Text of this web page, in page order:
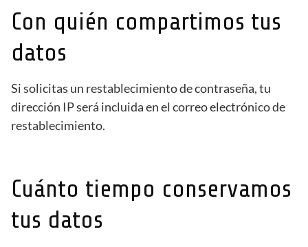
Con quién compartimos tus
datos
Si solicitas un restablecimiento de contraseña, tu
dirección IP será incluida en el correo electrónico de
restablecimiento.
Cuánto tiempo conservamos
tus datos